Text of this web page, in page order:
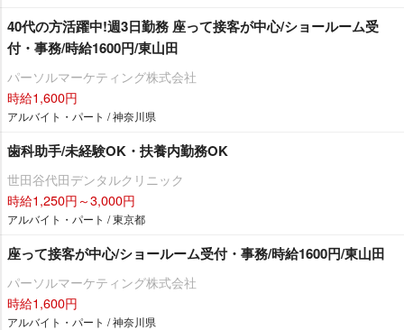
40代の方活躍中!週3日勤務 座って接客が中心/ショールーム受
付・事務/時給1600円/東山田
パーソルマーケティング株式会社
時給1,600円
アルバイト・パート / 神奈川県
歯科助手/未経験OK・扶養内勤務OK
世田谷代田デンタルクリニック
時給1,250円～3,000円
アルバイト・パート / 東京都
座って接客が中心/ショールーム受付・事務/時給1600円/東山田
パーソルマーケティング株式会社
時給1,600円
アルバイト・パート / 神奈川県